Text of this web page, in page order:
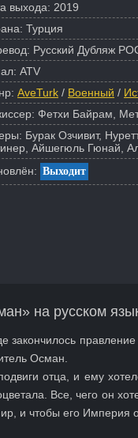
выхода: 2019
Турция
Русский Дубляж
ATV
AveTurk / Военный /
Фетхи Байрам,
Бурак Озчивит,
Айшегюль Гюнай,
Выходит
на русском
закончилось
Осман.
отца, и ему
Все, чего он
и чтобы его Империя